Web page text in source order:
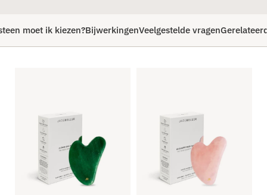
moet ik kiezen?BijwerkingenVeelgestelde vragen